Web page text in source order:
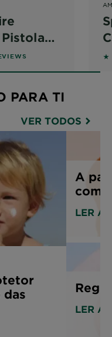
5
PARA TI
VER TODOS
das
A
LER
LER